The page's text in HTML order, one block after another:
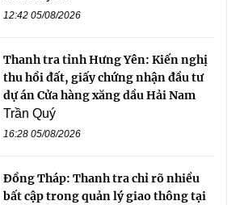
12:42 05/08/2026
Thanh tra tỉnh Hưng Yên: Kiến nghị
thu hồi đất, giấy chứng nhận đầu tư
dự án Cửa hàng xăng dầu Hải Nam
Trần Quý
16:28 05/08/2026
Đồng Tháp: Thanh tra chỉ rõ nhiều
bất cập trong quản lý giao thông tại